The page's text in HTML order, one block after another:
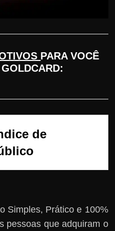
PARA VOCÊ
de
Simples, Prático e 100%
pessoas que adquiram o